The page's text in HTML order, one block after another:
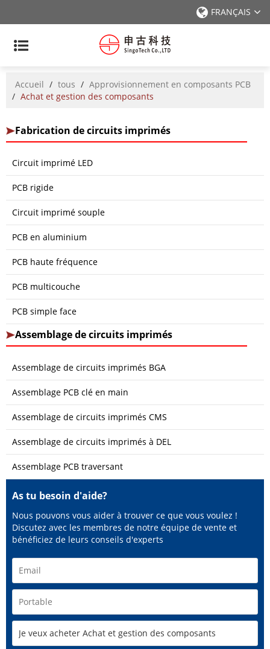
FRANÇAIS
Accueil / tous / Approvisionnement en composants PCB
/ Achat et gestion des composants
Fabrication de circuits imprimés
Circuit imprimé LED
PCB rigide
Circuit imprimé souple
PCB en aluminium
PCB haute fréquence
PCB multicouche
PCB simple face
Assemblage de circuits imprimés
Assemblage de circuits imprimés BGA
Assemblage PCB clé en main
Assemblage de circuits imprimés CMS
Assemblage de circuits imprimés à DEL
Assemblage PCB traversant
As tu besoin d'aide?
Nous pouvons vous aider à trouver ce que vous voulez !
Discutez avec les membres de notre équipe de vente et
bénéficiez de leurs conseils d'experts